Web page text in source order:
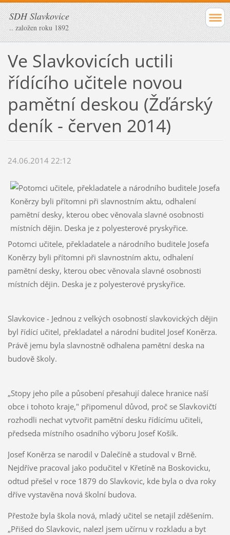
SDH Slavkovice
.. založen roku 1892
Ve Slavkovicích uctili
řídícího učitele novou
pamětní deskou (Žďárský
deník - červen 2014)
24.06.2014 22:12
Potomci učitele, překladatele a národního buditele Josefa
Koněrzy byli přítomni při slavnostním aktu, odhalení
pamětní desky, kterou obec věnovala slavné osobnosti
místních dějin. Deska je z polyesterové pryskyřice.
Slavkovice - Jednou z velkých osobností slavkovických dějin
byl řídící učitel, překladatel a národní buditel Josef Koněrza.
Právě jemu byla slavnostně odhalena pamětní deska na
budově školy.
„Stopy jeho píle a působení přesahují dalece hranice naší
obce i tohoto kraje," připomenul důvod, proč se Slavkovičtí
rozhodli nechat vytvořit pamětní desku řídícímu učiteli,
předseda místního osadního výboru Josef Košík.
Josef Koněrza se narodil v Dalečíně a studoval v Brně.
Nejdříve pracoval jako podučitel v Křetíně na Boskovicku,
odtud přešel v roce 1879 do Slavkovic, kde byla o dva roky
dříve vystavěna nová školní budova.
Přestože byla škola nová, mladý učitel se netajil zděšením.
„Přišed do Slavkovic, nalezl jsem učírnu v rozkladu a byt